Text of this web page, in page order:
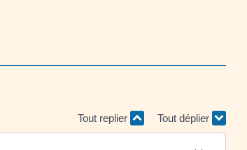
Tout replier
Tout déplier